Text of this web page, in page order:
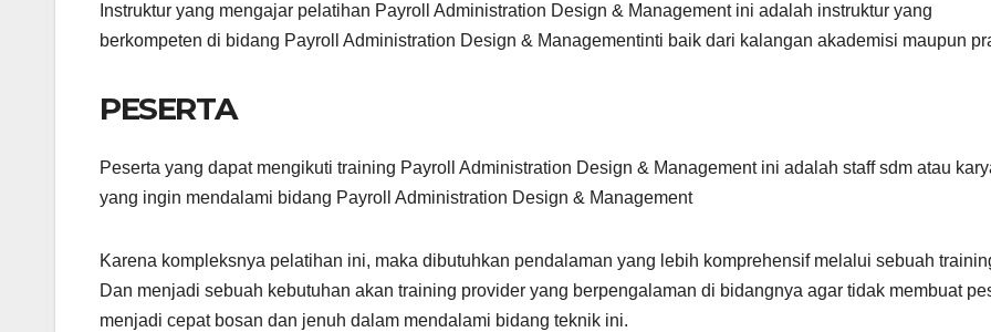
Instruktur yang mengajar pelatihan Payroll Administration Design & Management ini adalah instruktur yang
berkompeten di bidang Payroll Administration Design & Managementinti baik dari kalangan akademisi maupun
PESERTA
Peserta yang dapat mengikuti training Payroll Administration Design & Management ini adalah staff sdm atau
yang ingin mendalami bidang Payroll Administration Design & Management
Karena kompleksnya pelatihan ini, maka dibutuhkan pendalaman yang lebih komprehensif melalui sebuah
Dan menjadi sebuah kebutuhan akan training provider yang berpengalaman di bidangnya agar tidak membuat
menjadi cepat bosan dan jenuh dalam mendalami bidang teknik ini.